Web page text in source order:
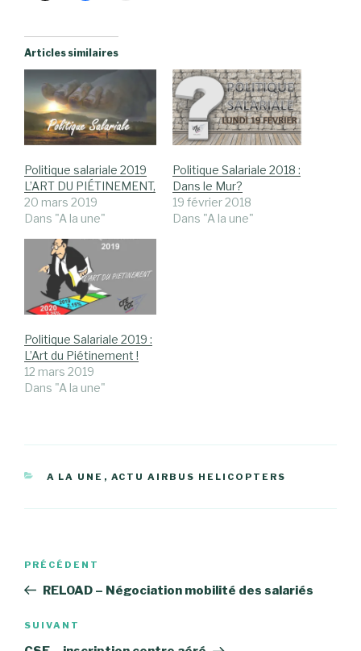
Articles similaires
Politique salariale 2019
L’ART DU PIÉTINEMENT,
20 mars 2019
Dans "A la une"
Politique Salariale 2018 :
Dans le Mur?
19 février 2018
Dans "A la une"
Politique Salariale 2019 :
L’Art du Piétinement !
12 mars 2019
Dans "A la une"
CATÉGORIES
A LA UNE , ACTU AIRBUS HELICOPTERS
Navigation
l’article
Article
précédent
PRÉCÉDENT
RELOAD – Négociation mobilité des salariés
Article
suivant
SUIVANT